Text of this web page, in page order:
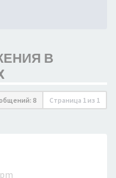
В
8 Страница 1 из 1